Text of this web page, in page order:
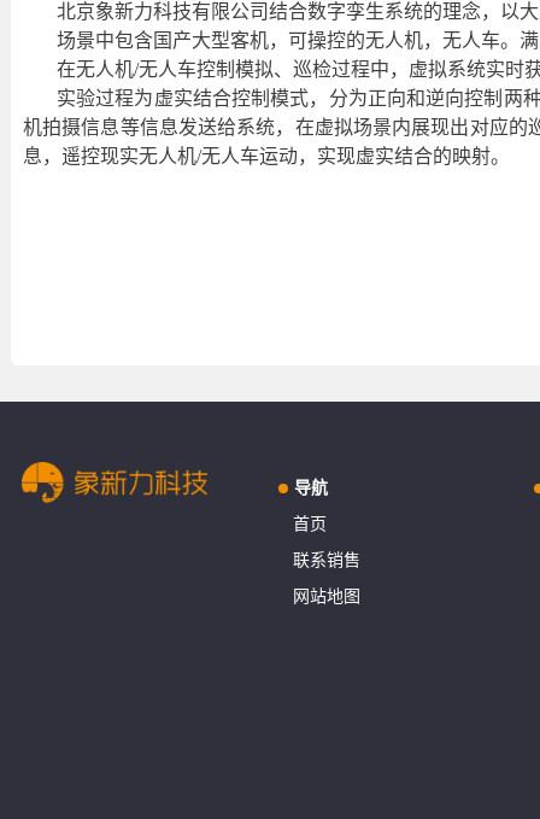
北京象新力科技有限公司结合数字孪生系统的理念，以
场景中包含国产大型客机，可操控的无人机，无人车。
在无人机/无人车控制模拟、巡检过程中，虚拟系统实时
实验过程为虚实结合控制模式，分为正向和逆向控制两
机拍摄信息等信息发送给系统，在虚拟场景内展现出对应
息，遥控现实无人机/无人车运动，实现虚实结合的映射。
导航
首页
联系销售
网站地图